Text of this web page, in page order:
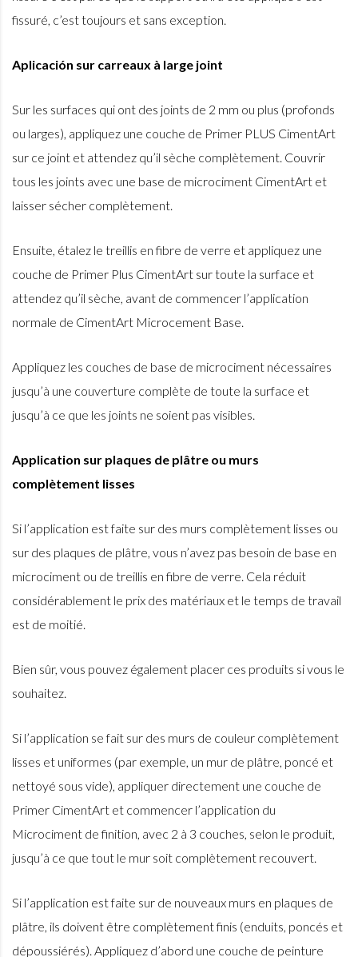
fissuré, c’est toujours et sans exception.
Aplicación sur carreaux à large joint
Sur les surfaces qui ont des joints de 2 mm ou plus (profonds
ou larges), appliquez une couche de Primer PLUS CimentArt
sur ce joint et attendez qu’il sèche complètement. Couvrir
tous les joints avec une base de microciment CimentArt et
laisser sécher complètement.
Ensuite, étalez le treillis en fibre de verre et appliquez une
couche de Primer Plus CimentArt sur toute la surface et
attendez qu’il sèche, avant de commencer l’application
normale de CimentArt Microcement Base.
Appliquez les couches de base de microciment nécessaires
jusqu’à une couverture complète de toute la surface et
jusqu’à ce que les joints ne soient pas visibles.
Application sur plaques de plâtre ou murs
complètement lisses
Si l’application est faite sur des murs complètement lisses ou
sur des plaques de plâtre, vous n’avez pas besoin de base en
microciment ou de treillis en fibre de verre. Cela réduit
considérablement le prix des matériaux et le temps de travail
est de moitié.
Bien sûr, vous pouvez également placer ces produits si vous le
souhaitez.
Si l’application se fait sur des murs de couleur complètement
lisses et uniformes (par exemple, un mur de plâtre, poncé et
nettoyé sous vide), appliquer directement une couche de
Primer CimentArt et commencer l’application du
Microciment de finition, avec 2 à 3 couches, selon le produit,
jusqu’à ce que tout le mur soit complètement recouvert.
Si l’application est faite sur de nouveaux murs en plaques de
plâtre, ils doivent être complètement finis (enduits, poncés et
dépoussiérés). Appliquez d’abord une couche de peinture